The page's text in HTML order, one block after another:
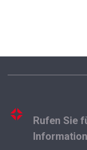
Rufen Sie